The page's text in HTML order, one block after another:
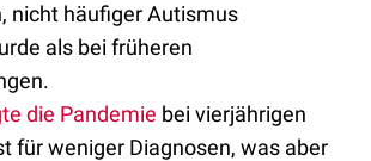
nicht häufiger Autismus
als bei früheren
die Pandemie bei vierjährigen
für weniger Diagnosen, was aber